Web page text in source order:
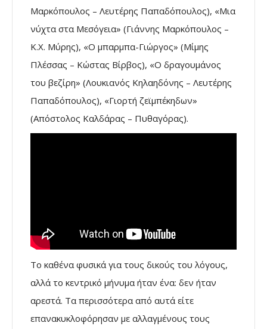
Μαρκόπουλος – Λευτέρης Παπαδόπουλος), «Μια
νύχτα στα Μεσόγεια» (Γιάννης Μαρκόπουλος –
Κ.Χ. Μύρης), «Ο μπαρμπα-Γιώργος» (Μίμης
Πλέσσας – Κώστας Βίρβος), «Ο δραγουμάνος
του βεζίρη» (Λουκιανός Κηλαηδόνης – Λευτέρης
Παπαδόπουλος), «Γιορτή ζεϊμπέκηδων»
(Απόστολος Καλδάρας – Πυθαγόρας).
Το καθένα φυσικά για τους δικούς του λόγους,
αλλά το κεντρικό μήνυμα ήταν ένα: δεν ήταν
αρεστά. Τα περισσότερα από αυτά είτε
επανακυκλοφόρησαν με αλλαγμένους τους